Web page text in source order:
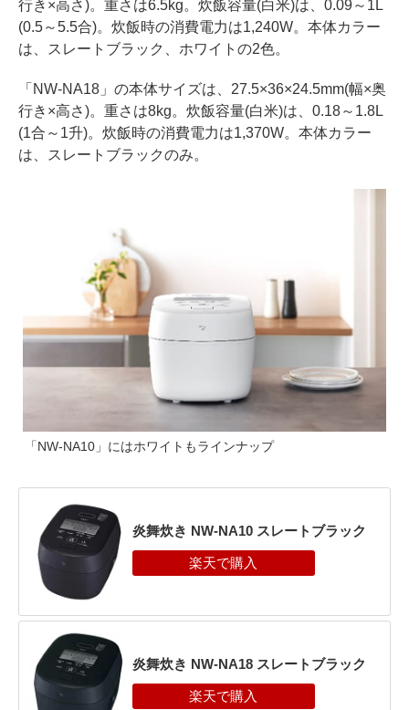
行き×高さ)。重さは6.5kg。炊飯容量(白米)は、0.09～1L
(0.5～5.5合)。炊飯時の消費電力は1,240W。本体カラー
は、スレートブラック、ホワイトの2色。
「NW-NA18」の本体サイズは、27.5×36×24.5mm(幅×奥
行き×高さ)。重さは8kg。炊飯容量(白米)は、0.18～1.8L
(1合～1升)。炊飯時の消費電力は1,370W。本体カラー
は、スレートブラックのみ。
「NW-NA10」にはホワイトもラインナップ
炎舞炊き NW-NA10 スレートブラック
炎舞炊き NW-NA18 スレートブラック